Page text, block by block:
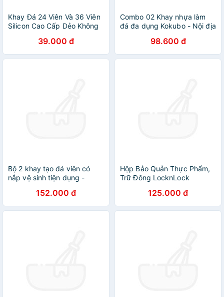
Khay Đá 24 Viên Và 36 Viên
Silicon Cao Cấp Dẻo Không
Chống Tràn Tiện Lợi
39.000 đ
Combo 02 Khay nhựa làm
đá đa dụng Kokubo - Nội địa
dài + 01 khay 84 viên mini)
98.600 đ
Bộ 2 khay tạo đá viên có
nắp vệ sinh tiện dụng -
152.000 đ
Hộp Bảo Quản Thực Phẩm,
Trữ Đông LocknLock
Viên Sản Xuất Hàn Quốc
-1.65L
125.000 đ